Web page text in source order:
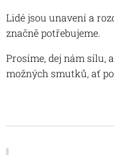
Lidé jsou unavení a
značně potřebujeme.
Prosíme, dej nám sílu,
možných smutků, ať